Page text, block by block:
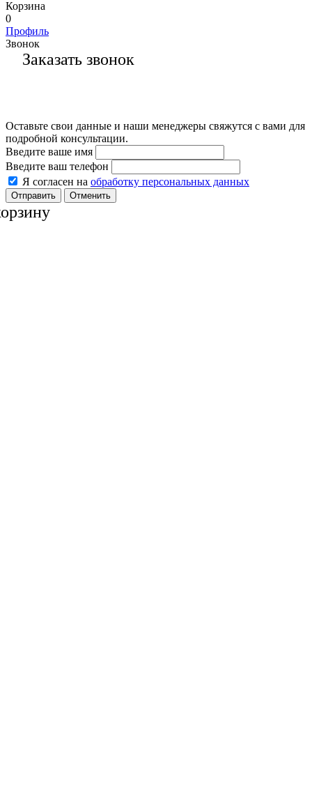
Корзина
0
Профиль
Звонок
Заказать звонок
Оставьте свои данные и наши менеджеры свяжутся с вами для
подробной консультации.
Введите ваше имя
Введите ваш телефон
Я согласен на обработку персональных данных
Отменить